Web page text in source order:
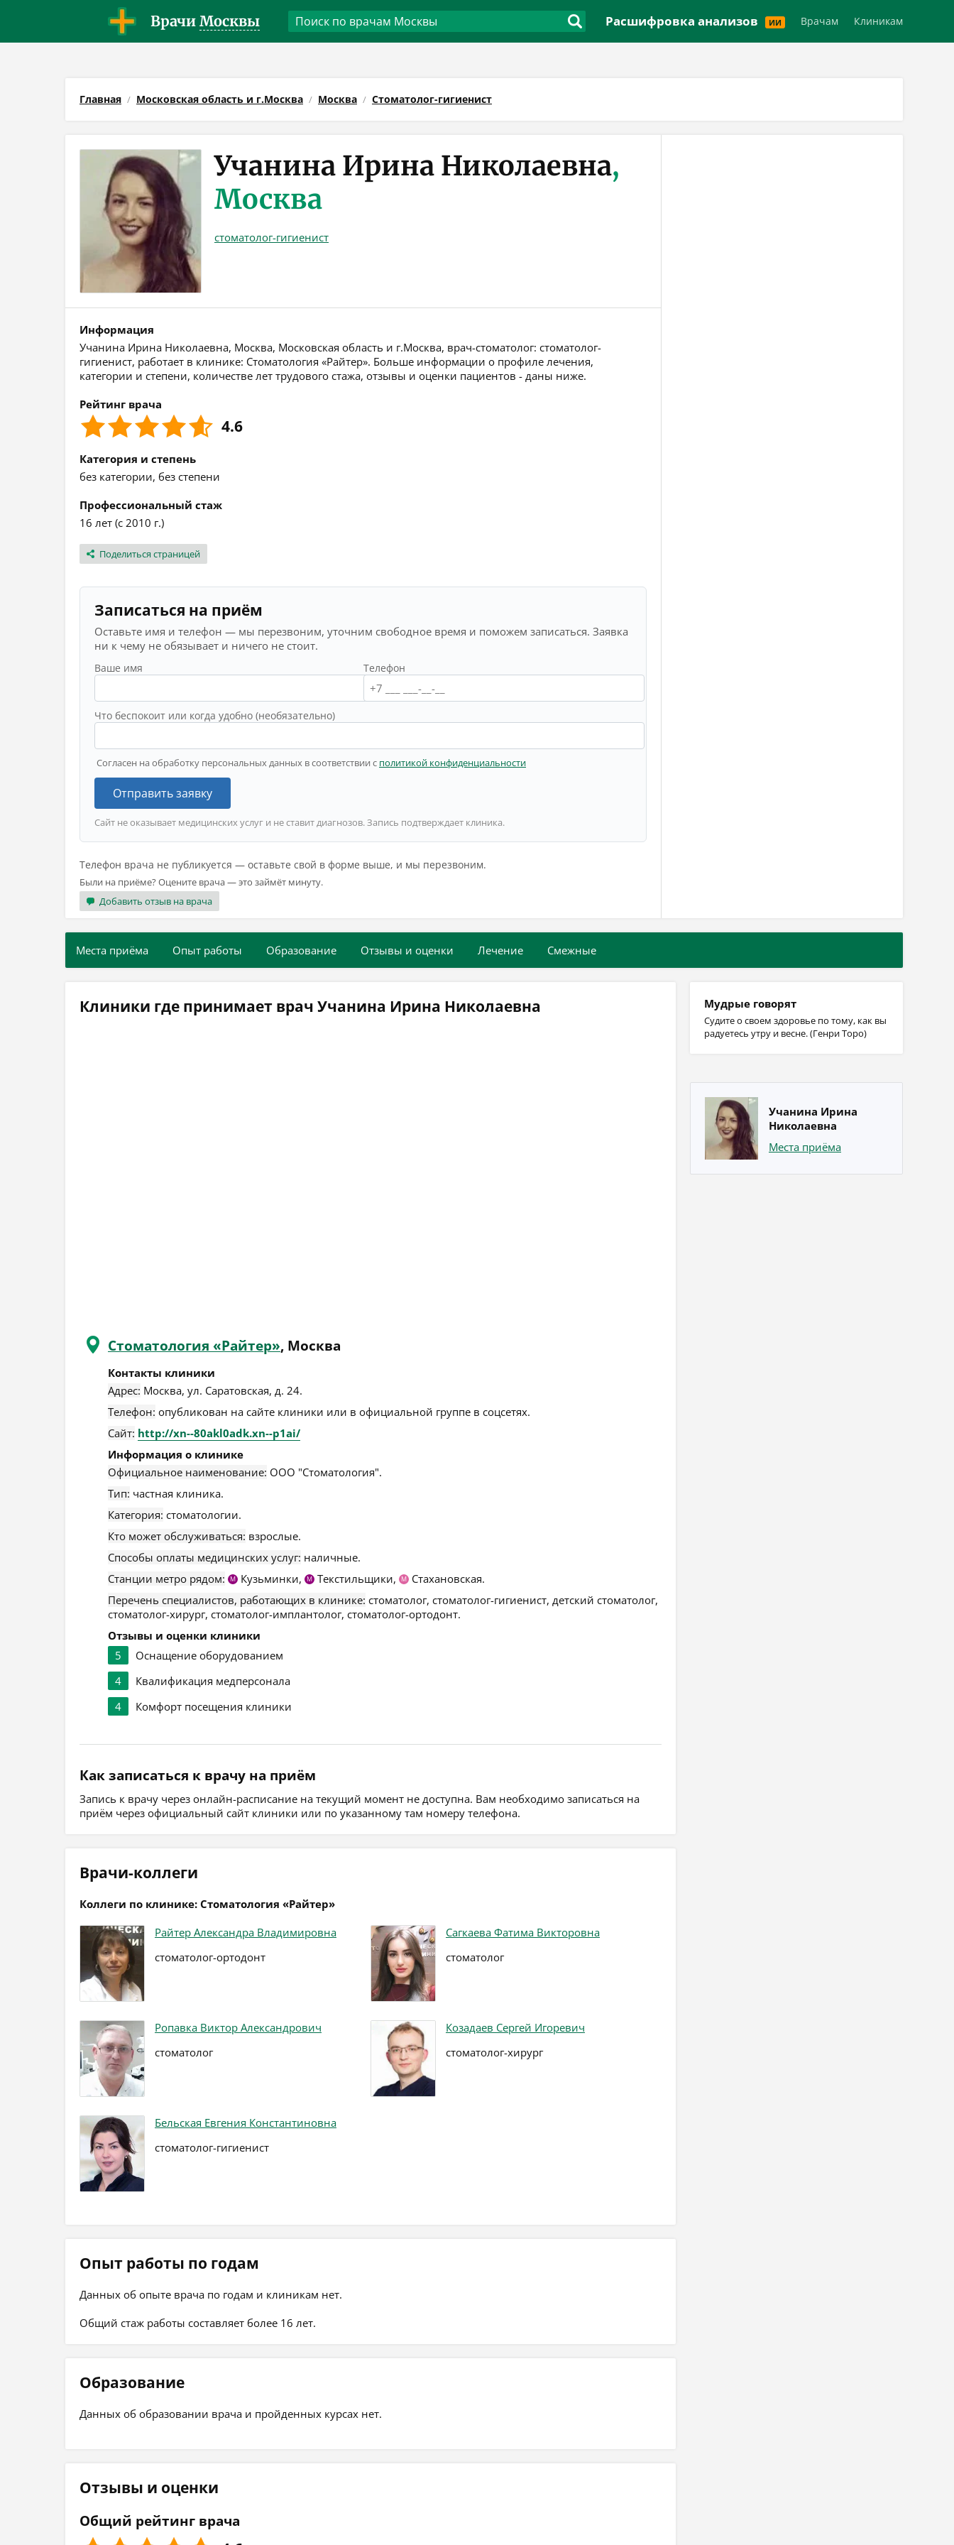
Врачи Москвы Расшифровка анализов ИИ Врачам Клиникам
Главная Московская область и г.Москва Москва Стоматолог-гигиенист
Учанина Ирина Николаевна,
Москва
стоматолог-гигиенист
Информация
Учанина Ирина Николаевна, Москва, Московская область и г.Москва, врач-стоматолог: стоматолог-
гигиенист, работает в клинике: Стоматология «Райтер». Больше информации о профиле лечения,
категории и степени, количестве лет трудового стажа, отзывы и оценки пациентов - даны ниже.
Рейтинг врача
4.6
Категория и степень
без категории, без степени
Профессиональный стаж
16 лет (с 2010 г.)
Поделиться страницей
Записаться на приём
Оставьте имя и телефон — мы перезвоним, уточним свободное время и поможем записаться. Заявка
ни к чему не обязывает и ничего не стоит.
Ваше имя Телефон
Что беспокоит или когда удобно (необязательно)
Согласен на обработку персональных данных в соответствии с политикой конфиденциальности
Отправить заявку
Сайт не оказывает медицинских услуг и не ставит диагнозов. Запись подтверждает клиника.
Телефон врача не публикуется — оставьте свой в форме выше, и мы перезвоним.
Были на приёме? Оцените врача — это займёт минуту.
Добавить отзыв на врача
Места приёма Опыт работы Образование Отзывы и оценки Лечение Смежные
Клиники где принимает врач Учанина Ирина Николаевна
Стоматология «Райтер», Москва
Контакты клиники
Адрес: Москва, ул. Саратовская, д. 24.
Телефон: опубликован на сайте клиники или в официальной группе в соцсетях.
Сайт: http://xn--80akl0adk.xn--p1ai/
Информация о клинике
Официальное наименование: ООО "Стоматология".
Тип: частная клиника.
Категория: стоматологии.
Кто может обслуживаться: взрослые.
Способы оплаты медицинских услуг: наличные.
Станции метро рядом:
М Кузьминки, М Текстильщики, М
Стахановская.
Перечень специалистов, работающих в клинике: стоматолог, стоматолог-гигиенист, детский стоматолог,
стоматолог-хирург, стоматолог-имплантолог, стоматолог-ортодонт.
Отзывы и оценки клиники
5
Оснащение оборудованием
4
Квалификация медперсонала
4
Комфорт посещения клиники
Как записаться к врачу на приём
Запись к врачу через онлайн-расписание на текущий момент не доступна. Вам необходимо записаться на
приём через официальный сайт клиники или по указанному там номеру телефона.
Врачи-коллеги
Коллеги по клинике: Стоматология «Райтер»
Райтер Александра Владимировна
стоматолог-ортодонт
Сагкаева Фатима Викторовна
стоматолог
Ропавка Виктор Александрович
стоматолог
Козадаев Сергей Игоревич
стоматолог-хирург
Бельская Евгения Константиновна
стоматолог-гигиенист
Опыт работы по годам
Данных об опыте врача по годам и клиникам нет.
Общий стаж работы составляет более 16 лет.
Образование
Данных об образовании врача и пройденных курсах нет.
Отзывы и оценки
Общий рейтинг врача
Мудрые говорят
Судите о своем здоровье по тому, как вы
радуетесь утру и весне. (Генри Торо)
Учанина Ирина
Николаевна
Места приёма